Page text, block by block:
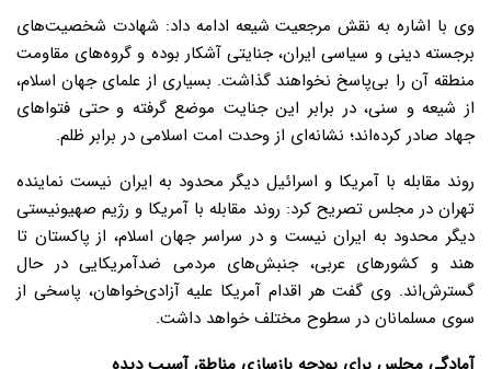
وی با اشاره به نقش مرجعیت شیعه ادامه داد: شهادت شخصیت‌های
برجسته دینی و سیاسی ایران، جنایتی آشکار بوده و گروه‌های مقاومت
منطقه آن را بی‌پاسخ نخواهند گذاشت. بسیاری از علمای جهان اسلام،
از شیعه و سنی، در برابر این جنایت موضع گرفته و حتی فتواهای
جهاد صادر کرده‌اند؛ نشانه‌ای از وحدت امت اسلامی در برابر ظلم.
روند مقابله با آمریکا و اسرائیل دیگر محدود به ایران نیست نماینده
تهران در مجلس تصریح کرد: روند مقابله با آمریکا و رژیم صهیونیستی
دیگر محدود به ایران نیست و در سراسر جهان اسلام، از پاکستان تا
هند و کشورهای عربی، جنبش‌های مردمی ضدآمریکایی در حال
گسترش‌اند. وی گفت هر اقدام آمریکا علیه آزادی‌خواهان، پاسخی از
سوی مسلمانان در سطوح مختلف خواهد داشت.